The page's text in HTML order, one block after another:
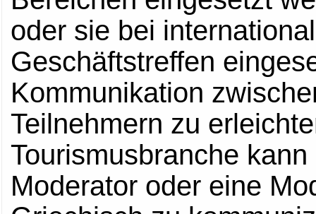
oder sie bei
Geschäftstreffen
Kommunikation
Teilnehmern zu
Tourismusbranche
Moderator oder eine